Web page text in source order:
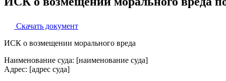
Скачать документ
ИСК о возмещении морального вреда
Наименование суда: [наименование суда]
Адрес: [адрес суда]